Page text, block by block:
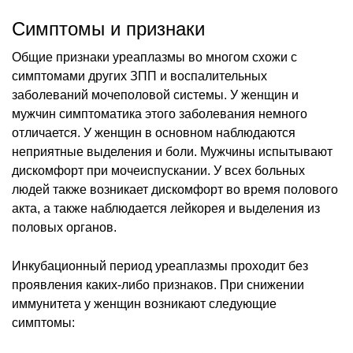
Симптомы и признаки
Общие признаки уреаплазмы во многом схожи с
симптомами других ЗПП и воспалительных
заболеваний мочеполовой системы. У женщин и
мужчин симптоматика этого заболевания немного
отличается. У женщин в основном наблюдаются
неприятные выделения и боли. Мужчины испытывают
дискомфорт при мочеиспускании. У всех больных
людей также возникает дискомфорт во время полового
акта, а также наблюдается лейкорея и выделения из
половых органов.
Инкубационный период уреаплазмы проходит без
проявления каких-либо признаков. При снижении
иммунитета у женщин возникают следующие
симптомы: